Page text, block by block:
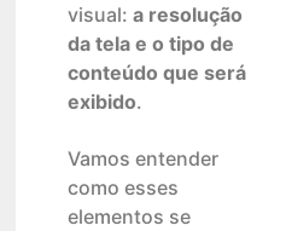
visual: a resolução
da tela e o tipo de
conteúdo que será
exibido.
Vamos entender
como esses
elementos se